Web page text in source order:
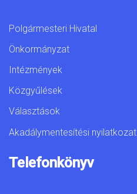
Polgármesteri Hivatal
Önkormányzat
Intézmények
Közgyűlések
Választások
Akadálymentesítési nyilatkozat
Telefonkönyv